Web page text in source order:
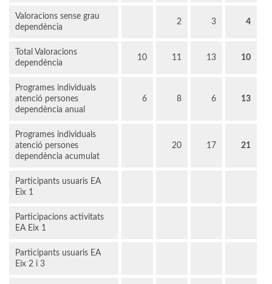
Valoracions sense grau
dependència
2 3 4
Total Valoracions
dependència
10 11 13 10
Programes individuals
atenció persones
dependència anual
6 8 6 13
Programes individuals
atenció persones
dependència acumulat
20 17 21
Participants usuaris EA
Eix 1
Participacions activitats
EA Eix 1
Participants usuaris EA
Eix 2 i 3